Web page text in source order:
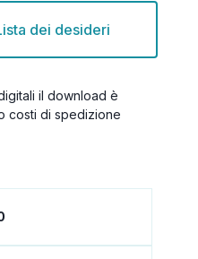
dei desideri
il download è
costi di spedizione